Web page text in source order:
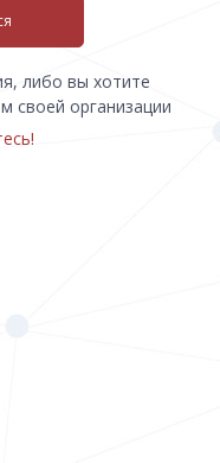
либо вы хотите
своей организации